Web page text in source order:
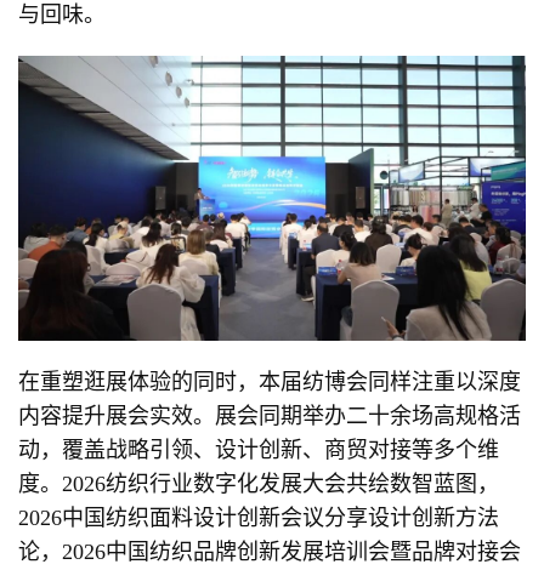
与回味。
在重塑逛展体验的同时，本届纺博会同样注重以深度
内容提升展会实效。展会同期举办二十余场高规格活
动，覆盖战略引领、设计创新、商贸对接等多个维
度。2026纺织行业数字化发展大会共绘数智蓝图，
2026中国纺织面料设计创新会议分享设计创新方法
论，2026中国纺织品牌创新发展培训会暨品牌对接会